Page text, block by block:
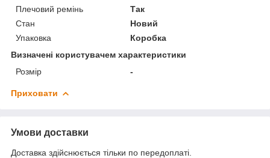
Плечовий ремінь
Так
Стан
Новий
Упаковка
Коробка
Визначені користувачем характеристики
Розмір
-
Приховати
Умови доставки
Доставка здійснюється тільки по передоплаті.